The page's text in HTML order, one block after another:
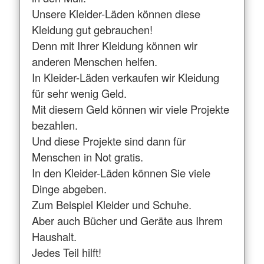
Unsere Kleider-Läden können diese
Kleidung gut gebrauchen!
Denn mit Ihrer Kleidung können wir
anderen Menschen helfen.
In Kleider-Läden verkaufen wir Kleidung
für sehr wenig Geld.
Mit diesem Geld können wir viele Projekte
bezahlen.
Und diese Projekte sind dann für
Menschen in Not gratis.
In den Kleider-Läden können Sie viele
Dinge abgeben.
Zum Beispiel Kleider und Schuhe.
Aber auch Bücher und Geräte aus Ihrem
Haushalt.
Jedes Teil hilft!